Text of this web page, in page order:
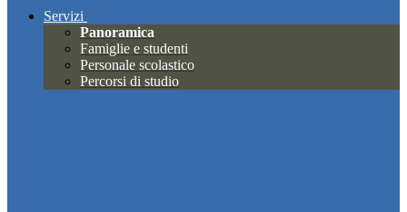
Servizi
Panoramica
Famiglie e studenti
Personale scolastico
Percorsi di studio